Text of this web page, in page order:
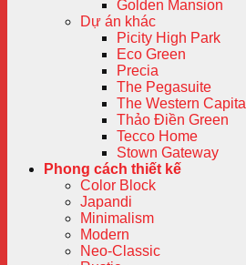
Golden Mansion
Dự án khác
Picity High Park
Eco Green
Precia
The Pegasuite
The Western Capital
Thảo Điền Green
Tecco Home
Stown Gateway
Phong cách thiết kế
Color Block
Japandi
Minimalism
Modern
Neo-Classic